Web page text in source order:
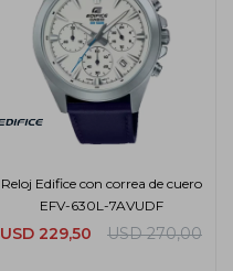
Reloj Edifice con correa de cuero
EFV-630L-7AVUDF
USD 229,50 USD 270,00